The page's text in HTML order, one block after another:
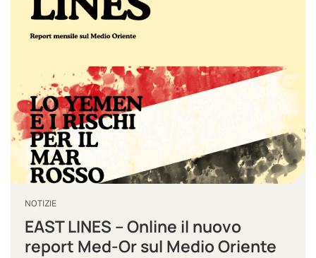
NOTIZIE
EAST LINES – Online il nuovo
report Med-Or sul Medio Oriente